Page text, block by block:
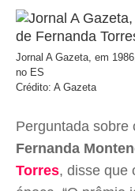
Jornal A Gazeta, em
no ES
Crédito: A Gazeta
Perguntada sobre
Fernanda
Torres, disse que